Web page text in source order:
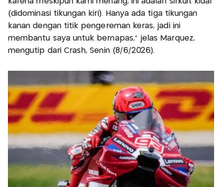
(didominasi tikungan kiri). Hanya ada tiga tikungan
kanan dengan titik pengereman keras, jadi ini
membantu saya untuk bernapas,” jelas Marquez,
mengutip dari Crash, Senin (8/6/2026).